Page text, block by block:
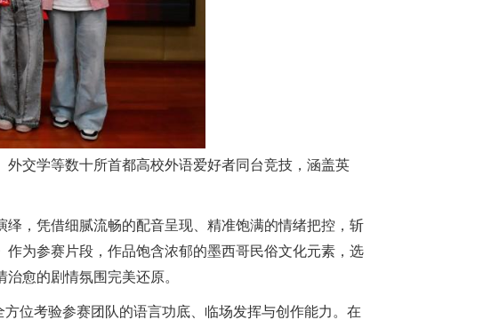
交学等数十所首都高校外语爱好者同台竞技，涵盖英
，凭借细腻流畅的配音呈现、精准饱满的情绪把控，斩
为参赛片段，作品饱含浓郁的墨西哥民俗文化元素，选
愈的剧情氛围完美还原。
位考验参赛团队的语言功底、临场发挥与创作能力。在